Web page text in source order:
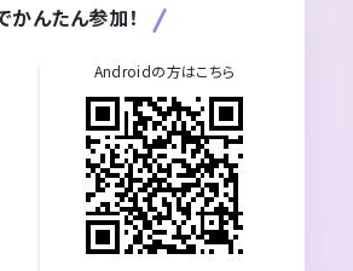
かんたん参加！
Androidの方はこちら